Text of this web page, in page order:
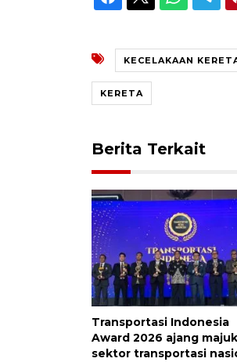
KECELAKAAN
KERETA
Berita Terkait
Transportasi Indonesia
Award 2026 ajang
sektor transportasi